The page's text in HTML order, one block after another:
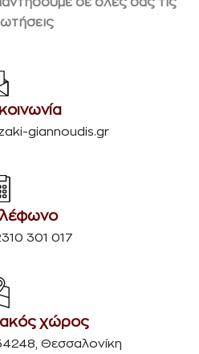
σε όλες σας τις
giannoudis.gr
301 017
χώρος
Θεσσαλονίκη